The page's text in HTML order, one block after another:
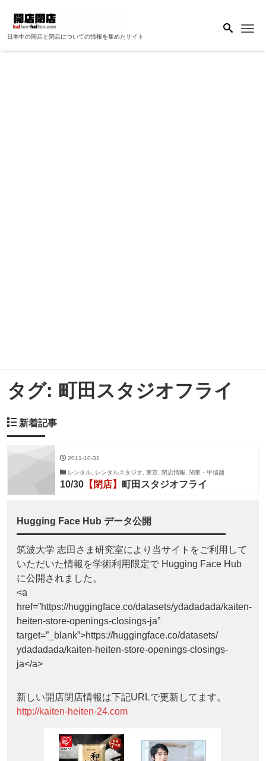
日本中の開店と閉店についての情報を集めたサイト
タグ: 町田スタジオフライ
新着記事
2011-10-31
レンタル, レンタルスタジオ, 東京, 閉店情報, 関東・甲信越
10/30 【閉店】 町田スタジオフライ
Hugging Face Hub データ公開
筑波大学 志田さま研究室により当サイトをご利用して
いただいた情報を学術利用限定で Hugging Face Hub
に公開されました。
<a
href=”https://huggingface.co/datasets/ydadadada/kaiten-
heiten-store-openings-closings-ja”
target=”_blank”>https://huggingface.co/datasets/
ydadadada/kaiten-heiten-store-openings-closings-
ja</a>
新しい開店閉店情報は下記URLで更新してます。
http://kaiten-heiten-24.com